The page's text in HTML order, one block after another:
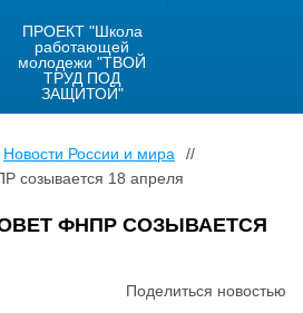
ПРОЕКТ "Школа
работающей
молодежи "ТВОЙ
ТРУД ПОД
ЗАЩИТОЙ"
Новости России и мира
//
созывается 18 апреля
ФНПР СОЗЫВАЕТСЯ
Поделиться новостью